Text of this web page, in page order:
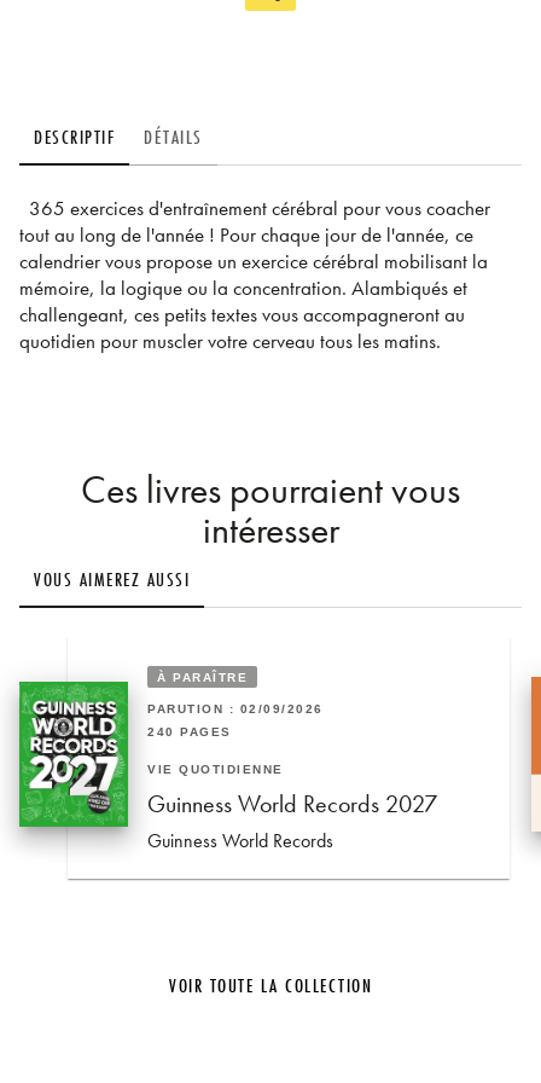
DESCRIPTIF DÉTAILS
365 exercices d'entraînement cérébral pour vous coacher
tout au long de l'année ! Pour chaque jour de l'année, ce
calendrier vous propose un exercice cérébral mobilisant la
mémoire, la logique ou la concentration. Alambiqués et
challengeant, ces petits textes vous accompagneront au
quotidien pour muscler votre cerveau tous les matins.
Ces livres pourraient vous
intéresser
VOUS AIMEREZ AUSSI
À PARAÎTRE
PARUTION : 02/09/2026
240 PAGES
VIE QUOTIDIENNE
Guinness World Records 2027
Guinness World Records
VOIR TOUTE LA COLLECTION